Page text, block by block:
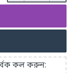
কল করুন: